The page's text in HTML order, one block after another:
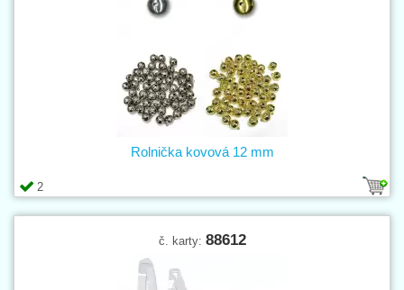
2
Rolnička kovová 12 mm
č. karty: 88612